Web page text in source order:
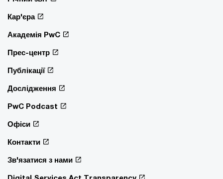
Кар'єра
Академія PwC
Прес-центр
Публікації
Дослідження
PwC Podcast
Офіси
Контакти
Зв'язатися з нами